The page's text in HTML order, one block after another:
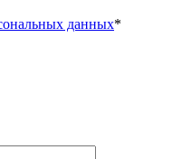
данных*